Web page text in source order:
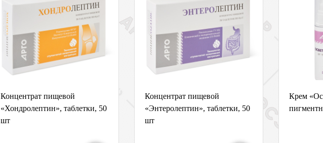
Концентрат пищевой
«Хондролептин», таблетки, 50
шт
Концентрат пищевой
«Энтеролептин», таблетки, 50
шт
Крем